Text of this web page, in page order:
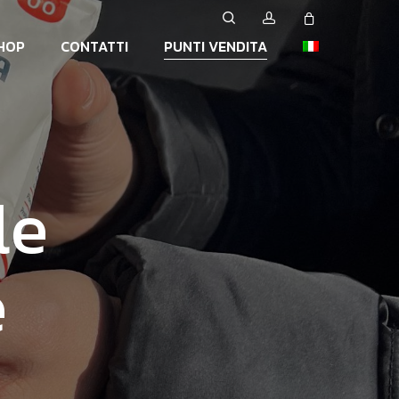
CONTATTI PUNTI VENDITA
search account
e